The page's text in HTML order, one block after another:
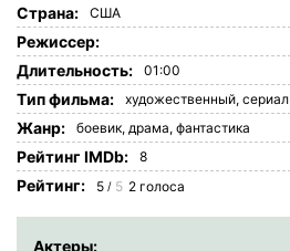
Страна: США
Режиссер:
Длительность:
01:00
Tип фильма: художественный, сериал
Жанр: боевик, драма, фантастика
Рейтинг IMDb: 8
Рейтинг: 5 / 5 2 голоса
Актеры: